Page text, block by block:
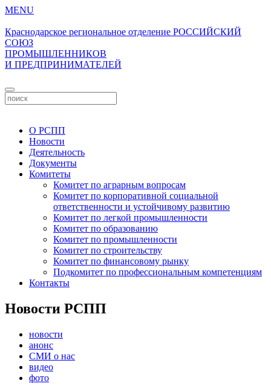
MENU
Краснодарское региональное отделение РОССИЙСКИЙ
СОЮЗ
ПРОМЫШЛЕННИКОВ
И ПРЕДПРИНИМАТЕЛЕЙ
О РСПП
Новости
Деятельность
Документы
Комитеты
Комитет по аграрным вопросам
Комитет по корпоративной социальной
ответственности и устойчивому развитию
Комитет по легкой промышленности
Комитет по образованию
Комитет по промышленности
Комитет по строительству
Комитет по финансовому рынку
Подкомитет по профессиональным компетенциям
Контакты
Новости РСПП
новости
анонс
СМИ о нас
видео
фото